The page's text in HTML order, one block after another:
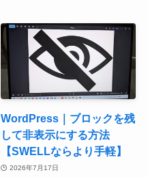
WordPress｜ブロックを残
して非表示にする方法
【SWELLならより手軽】
2026年7月17日